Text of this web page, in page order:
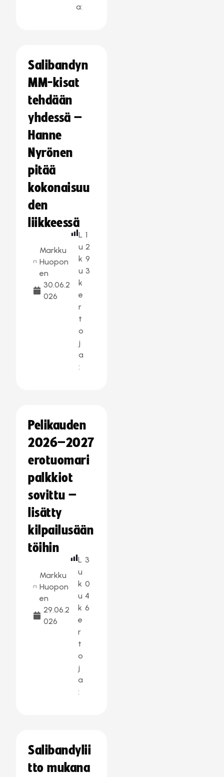
a:
Salibandyn
MM-kisat
tehdään
yhdessä –
Hanne
Nyrönen
pitää
kokonaisuu
den
liikkeessä
Markku
Huopon
en
30.06.2
026
L
u
k
u
k
e
r
t
o
j
a
:
1
2
9
3
Pelikauden
2026–2027
erotuomari
palkkiot
sovittu –
lisätty
kilpailusään
töihin
Markku
Huopon
en
29.06.2
026
L
u
k
u
k
e
r
t
o
j
a
:
3
0
4
6
Salibandylii
tto mukana